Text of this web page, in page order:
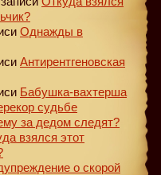
Однажды в
Антирентгеновская
Бабушка-вахтерша
судьбе
за дедом следят?
взялся этот
о скорой